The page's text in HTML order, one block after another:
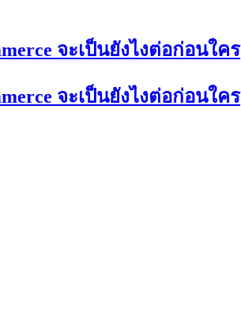
จะเป็นยังไงต่อก่อนใคร
จะเป็นยังไงต่อก่อนใคร